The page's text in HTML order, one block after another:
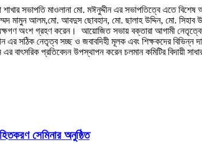
সভাপতি মাওলানা মো. মঈনুদ্দীন এর সভাপতিত্বে এতে
মামুন আলম,মো. আবদুস ছোবহান, মো. ছালাহ উদ্দিন, মো.
অংশ গ্রহণ করেন। আয়োজিত সভায় বক্তারা আগামী নেতৃত্বের
সঠিক নেতৃত্ব সচ্ছ ও জবাবদিহী মূলক এবং শিক্ষকদের বিভিন্ন
বাৎসরিক প্রতিবেদন উপস্থাপন করেন চলমান কমিটির বিদায়ী
সেমিনার অনুষ্ঠিত